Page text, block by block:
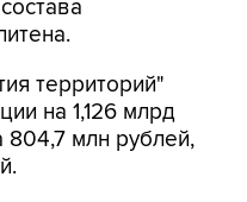
территорий"
на 1,126 млрд
млн рублей,